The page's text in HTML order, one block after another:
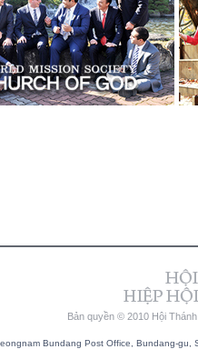
Bản quyền © 2010 Hội
Bundang Post Office, Bundang-